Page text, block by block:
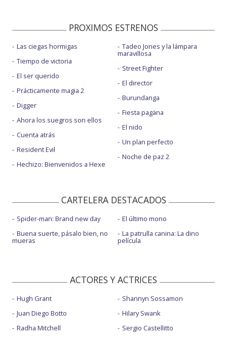
PROXIMOS ESTRENOS
Las ciegas hormigas
Tiempo de victoria
El ser querido
Prácticamente magia 2
Digger
Ahora los suegros son ellos
Cuenta atrás
Resident Evil
Hechizo: Bienvenidos a Hexe
Tadeo Jones y la lámpara
maravillosa
Street Fighter
El director
Burundanga
Fiesta pagäna
El nido
Un plan perfecto
Noche de paz 2
CARTELERA DESTACADOS
Spider-man: Brand new day
Buena suerte, pásalo bien, no
mueras
El último mono
La patrulla canina: La dino
película
ACTORES Y ACTRICES
Hugh Grant
Juan Diego Botto
Radha Mitchell
Shannyn Sossamon
Hilary Swank
Sergio Castellitto